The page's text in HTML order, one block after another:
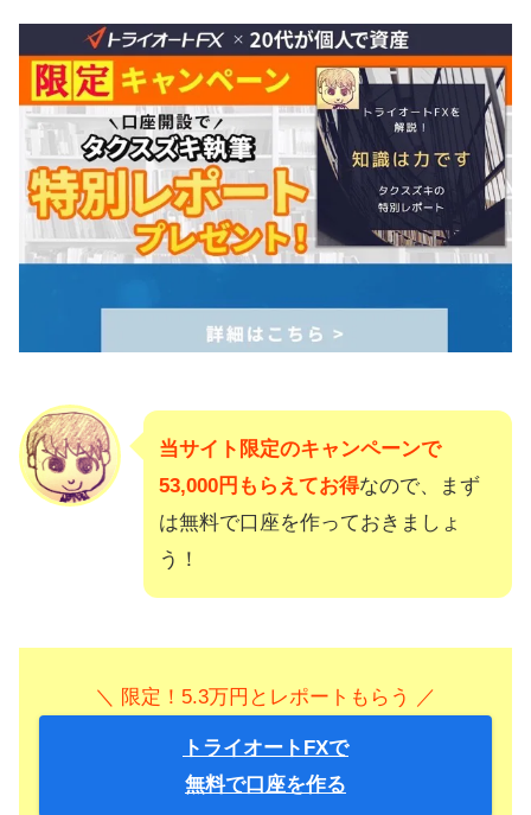
当サイト限定のキャンペーンで
53,000円もらえてお得なので、まず
は無料で口座を作っておきましょ
う！
＼ 限定！5.3万円とレポートもらう ／
トライオートFXで
無料で口座を作る